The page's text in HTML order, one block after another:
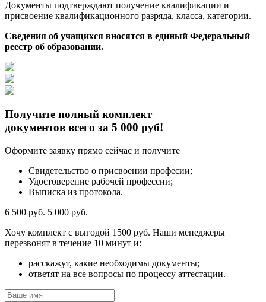
Документы подтверждают получение квалификации и
присвоение квалификационного разряда, класса, категории.
Сведения об учащихся вносятся в единый Федеральный
реестр об образовании.
Получите полный комплект
документов всего за 5 000 руб!
Оформите заявку прямо сейчас и получите
Свидетельство о присвоении професии;
Удостоверение рабочей профессии;
Выписка из протокола.
6 500 руб. 5 000 руб.
Хочу комплект с выгодой 1500 руб. Наши менеджеры
перезвонят в течение 10 минут и:
расскажут, какие необходимы документы;
ответят на все вопросы по процессу аттестации.